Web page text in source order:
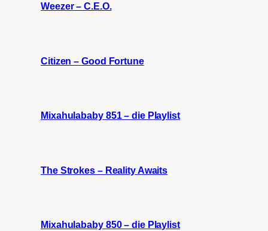
Weezer – C.E.O.
Citizen – Good Fortune
Mixahulababy 851 – die Playlist
The Strokes – Reality Awaits
Mixahulababy 850 – die Playlist